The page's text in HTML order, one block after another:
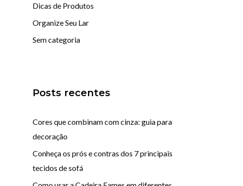
Dicas de Produtos
Organize Seu Lar
Sem categoria
Posts recentes
Cores que combinam com cinza: guia para
decoração
Conheça os prós e contras dos 7 principais
tecidos de sofá